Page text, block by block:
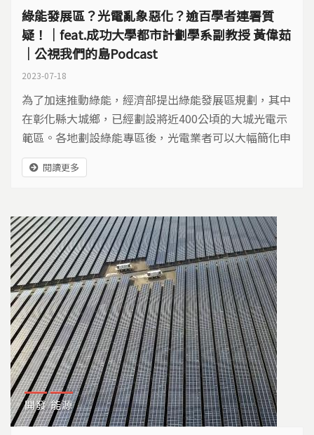
綠能發展區？光電亂象惡化？逾百學者連署質
疑！｜feat.成功大學都市計劃學系副教授 黃偉茹
｜公視我們的島Podcast
2023-07-18
為了加速推動綠能，經濟部提出綠能發展區規劃，其中
在彰化縣大城鄉，已經劃設將近400公頃的大城光電示
範區。各地劃設綠能專區後，光電業者可以大幅簡化申
請與審查流程，而且不需變更原本農林養殖等土地分區
使用名目。
閱讀更多
開發 能源